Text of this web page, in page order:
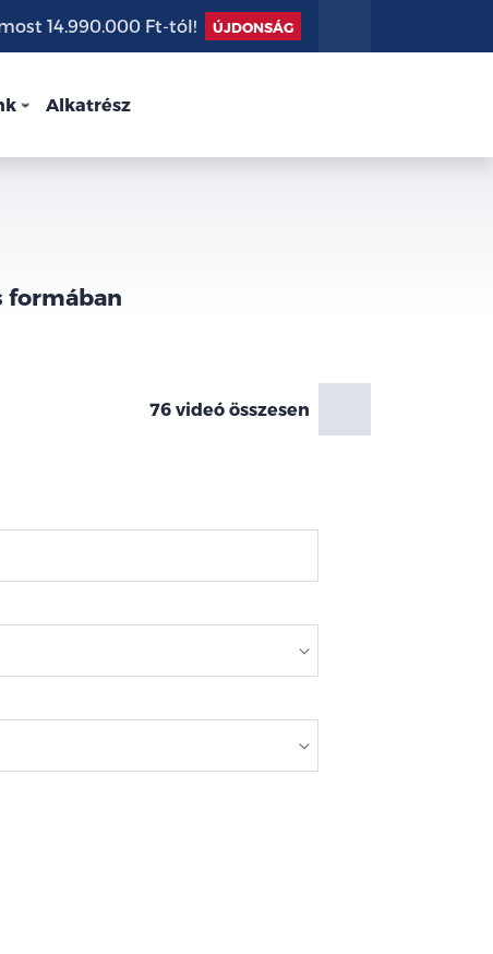
14.990.000 Ft-tól! ÚJDONSÁG
Alkatrész
formában
76 videó összesen